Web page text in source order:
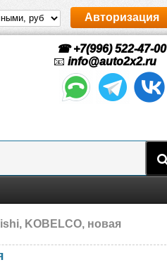
Авторизация
☎ +7(996) 522-47-00
📧 info@auto2x2.ru
KOBELCO, новая